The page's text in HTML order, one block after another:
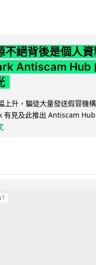
不絕背後是個人
Antiscam Hub
上升，騙徒大量發送假冒機
有見及此推出 Antiscam